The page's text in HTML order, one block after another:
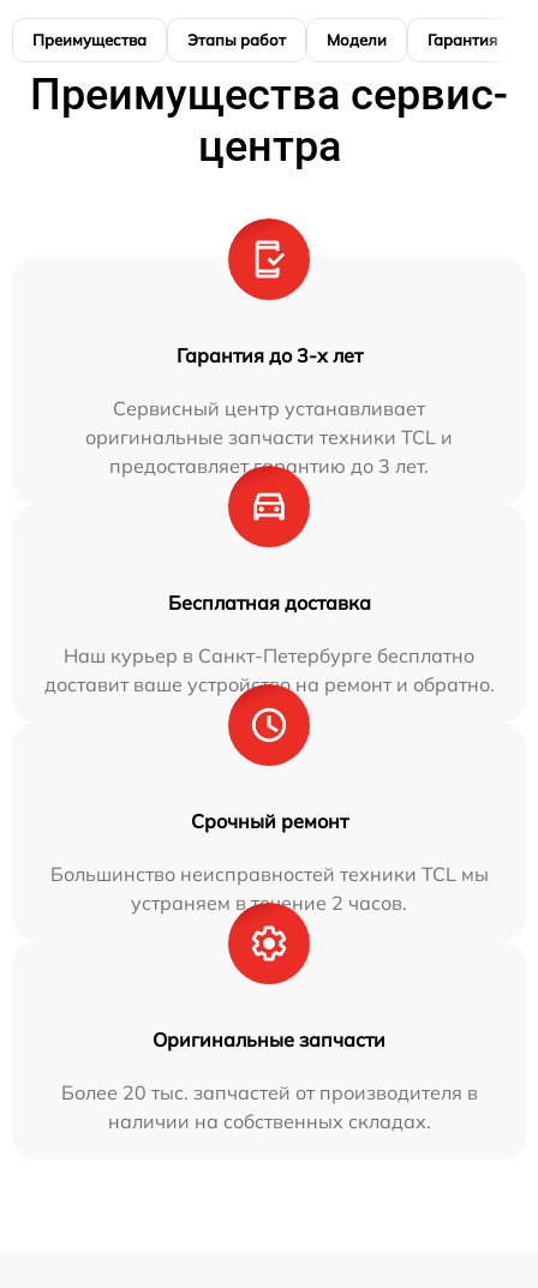
Преимущества Этапы работ Модели Гарантия
Преимущества сервис-
центра
Гарантия до 3-х лет
Сервисный центр устанавливает
оригинальные запчасти техники TCL и
предоставляет гарантию до 3 лет.
Бесплатная доставка
Наш курьер в Санкт-Петербурге бесплатно
доставит ваше устройство на ремонт и обратно.
Срочный ремонт
Большинство неисправностей техники TCL мы
устраняем в течение 2 часов.
Оригинальные запчасти
Более 20 тыс. запчастей от производителя в
наличии на собственных складах.